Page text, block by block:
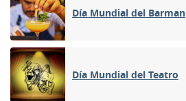
Día Mundial del Barman
Día Mundial del Teatro